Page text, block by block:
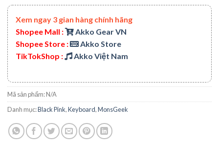
Xem ngay 3 gian hàng chính hãng
Shopee Mall :
Akko Gear VN
Shopee Store :
Akko Store
TikTokShop :
Akko Việt Nam
Mã sản phẩm:N/A
Danh mục:Black Pink,Keyboard,MonsGeek